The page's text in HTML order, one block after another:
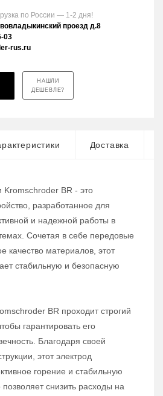
по России — 1-2 дня!
проезд д.8
03
rus.ru
НАШЛИ
ДЕШЕВЛЕ?
Доставка
Kromschroder BR - это
разработанное для
и надежной работы в
Сочетая в себе передовые
качество материалов, этот
стабильную и безопасную
BR проходит строгий
гарантировать его
Благодаря своей
этот электрод
горение и стабильную
снизить расходы на